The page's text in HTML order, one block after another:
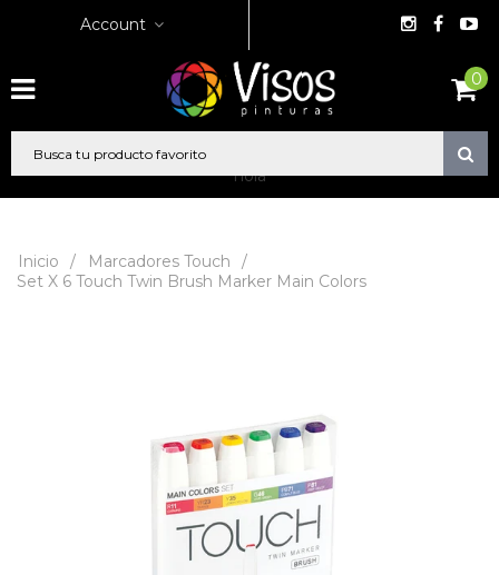
Account
0
hola
Inicio / Marcadores Touch
/
Set X 6 Touch Twin Brush Marker Main Colors